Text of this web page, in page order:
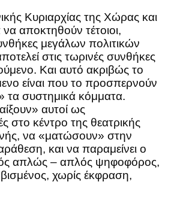
Κυριαρχίας της Χώρας και
αποκτηθούν τέτοιοι,
μεγάλων πολιτικών
στις τωρινές συνθήκες
Και αυτό ακριβώς το
είναι που το προσπερνούν
τα συστημικά κόμματα.
αυτοί ως
στο κέντρο της θεατρικής
να «ματώσουν» στην
και να παραμείνει ο
απλώς – απλός ψηφοφόρος,
χωρίς έκφραση,